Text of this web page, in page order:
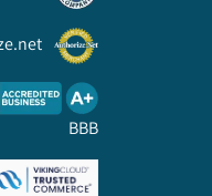
BBB